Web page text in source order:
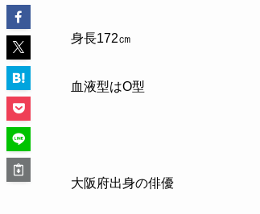
身長172㎝
血液型はO型
大阪府出身の俳優